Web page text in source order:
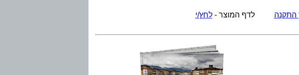
התקנה לדף המוצר -לחץ/י